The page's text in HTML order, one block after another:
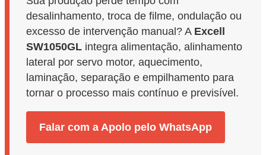
desalinhamento, troca de filme, ondulação ou
excesso de intervenção manual? A Excell
SW1050GL integra alimentação, alinhamento
lateral por servo motor, aquecimento,
laminação, separação e empilhamento para
tornar o processo mais contínuo e previsível.
Falar com a Apolo pelo WhatsApp